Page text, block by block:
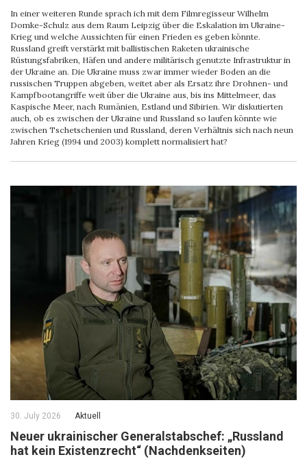
In einer weiteren Runde sprach ich mit dem Filmregisseur Wilhelm
Domke-Schulz aus dem Raum Leipzig über die Eskalation im Ukraine-
Krieg und welche Aussichten für einen Frieden es geben könnte.
Russland greift verstärkt mit ballistischen Raketen ukrainische
Rüstungsfabriken, Häfen und andere militärisch genutzte Infrastruktur in
der Ukraine an. Die Ukraine muss zwar immer wieder Boden an die
russischen Truppen abgeben, weitet aber als Ersatz ihre Drohnen- und
Kampfbootangriffe weit über die Ukraine aus, bis ins Mittelmeer, das
Kaspische Meer, nach Rumänien, Estland und Sibirien. Wir diskutierten
auch, ob es zwischen der Ukraine und Russland so laufen könnte wie
zwischen Tschetschenien und Russland, deren Verhältnis sich nach neun
Jahren Krieg (1994 und 2003) komplett normalisiert hat?
30. July 2026 Aktuell
Neuer ukrainischer Generalstabschef: „Russland
hat kein Existenzrecht“ (Nachdenkseiten)